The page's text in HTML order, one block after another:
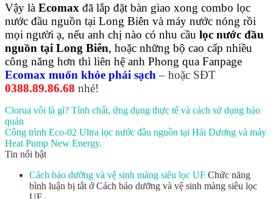
Vậy là Ecomax đã lắp đặt bàn giao xong combo lọc
nước đầu nguồn tại Long Biên và máy nước nóng rồi
mọi người ạ, nếu anh chị nào có nhu cầu lọc nước đầu
nguồn tại Long Biên, hoặc những bộ cao cấp nhiều
công năng hơn thì liên hệ anh Phong qua Fanpage
Ecomax muốn khỏe phải sạch – hoặc SĐT
0388.89.86.68 nhé!
Clorua vôi là gì? Tính chất, ứng dụng thực tế và cách sử dụng bảo
quản
Công trình Eco-02 Ultra lọc nước đầu nguồn tại Hải Dương và máy
Heat Pump New Energy.
Tin nổi bật
Cách bảo dưỡng và vệ sinh màng siêu lọc UF Chức năng
bình luận bị tắt ở Cách bảo dưỡng và vệ sinh màng siêu lọc
UF